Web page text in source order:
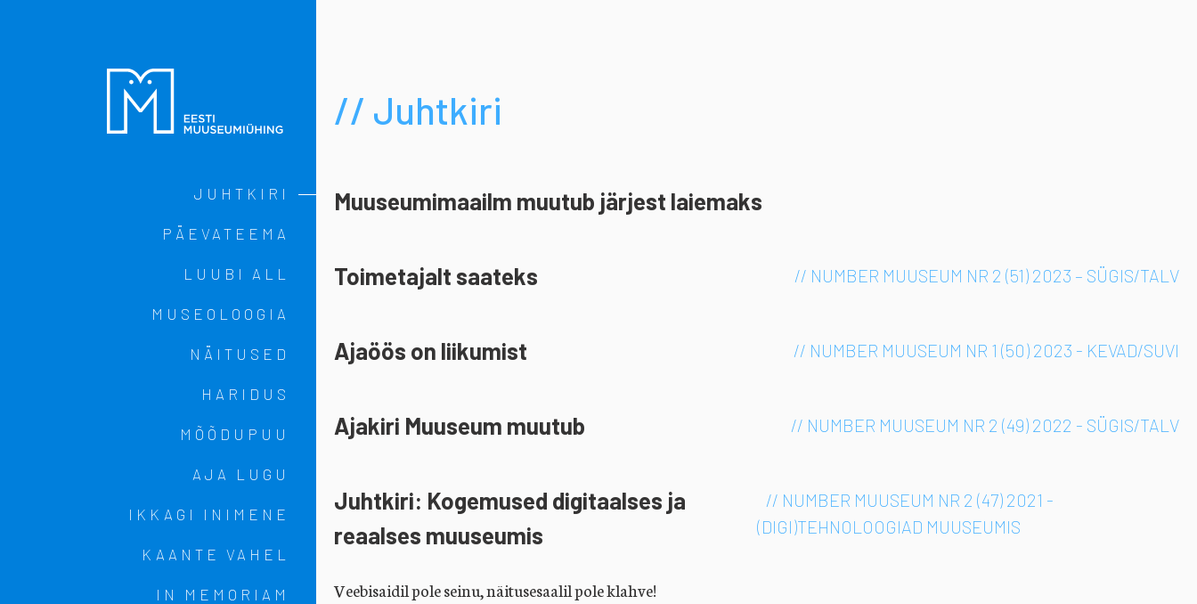
JUHTKIRI
PÄEVATEEMA
LUUBI ALL
MUSEOLOOGIA
NÄITUSED
HARIDUS
MÕÕDUPUU
AJA LUGU
IKKAGI INIMENE
KAANTE VAHEL
IN MEMORIAM
// Juhtkiri
Muuseumimaailm muutub järjest laiemaks
Toimetajalt saateks // NUMBER MUUSEUM NR 2 (51) 2023 – SÜGIS/TALV
Ajaöös on liikumist // NUMBER MUUSEUM NR 1 (50) 2023 - KEVAD/SUVI
Ajakiri Muuseum muutub // NUMBER MUUSEUM NR 2 (49) 2022 - SÜGIS/TALV
Juhtkiri: Kogemused digitaalses ja
reaalses muuseumis
// NUMBER MUUSEUM NR 2 (47) 2021 -
(DIGI)TEHNOLOOGIAD MUUSEUMIS
Veebisaidil pole seinu, näitusesaalil pole klahve!